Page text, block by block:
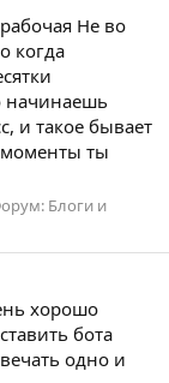
Не во
когда
начинаешь
и такое бывает
ты
Блоги и
хорошо
бота
одно и